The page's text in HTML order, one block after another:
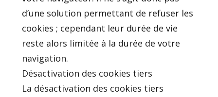
d’une solution permettant de refuser les
cookies ; cependant leur durée de vie
reste alors limitée à la durée de votre
navigation.
Désactivation des cookies tiers
La désactivation des cookies tiers